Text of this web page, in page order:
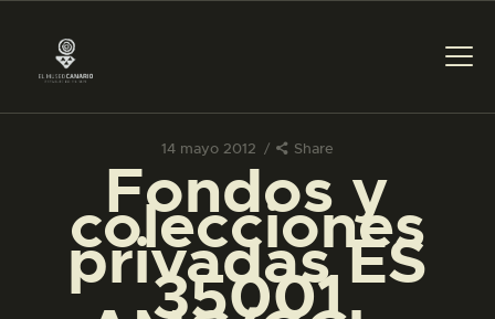
14 mayo 2012 Share
Fondos y
colecciones
privadas ES
35001
PREPARAR LA VISITA
ACTIVIDADES